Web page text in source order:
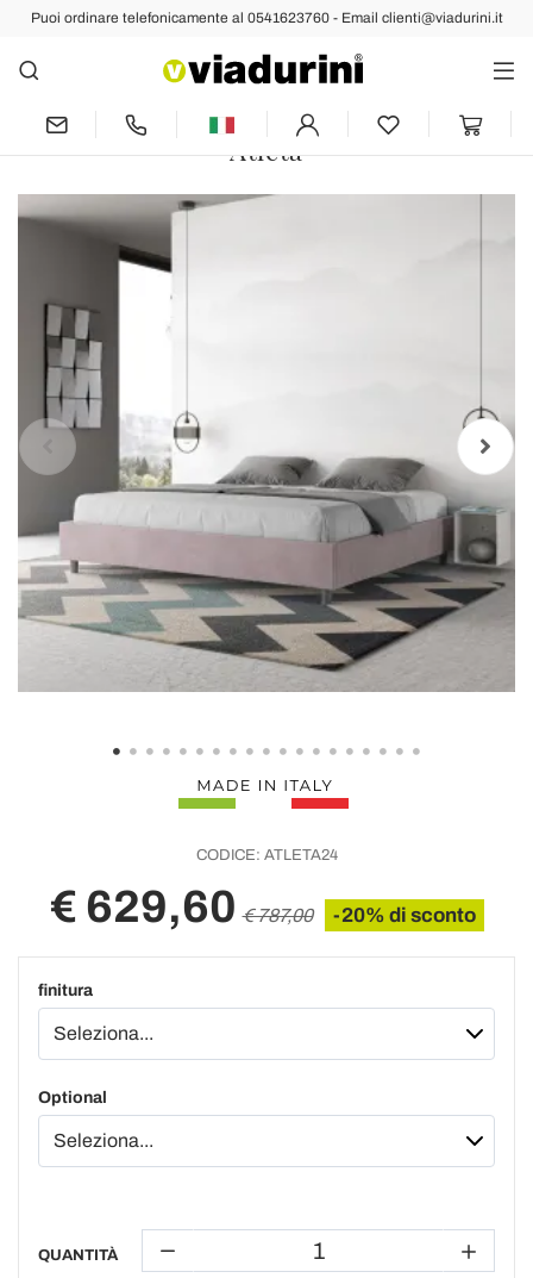
Puoi ordinare telefonicamente al 0541623760 - Email clienti@viadurini.it
Indietro Prec Succ
Letto Matrimoniale 180x200 cm e
Rivestito in Microfibra Made in Italy -
Atleta
CODICE: ATLETA24
€ 629,60 € 787,00 -20% di sconto
finitura
Optional
QUANTITÀ